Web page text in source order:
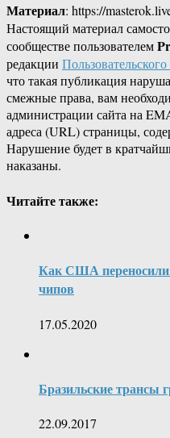
Материал: https://
Настоящий материал
сообществе пользователем
редакции
что такая публикация
смежные права, вам
администрации сайта на
адреса (URL) страницы,
Нарушение будет в
наказаны.
Читайте также:
Как США переносили
чипов
17.05.2020
Бразильские трансы
22.09.2017